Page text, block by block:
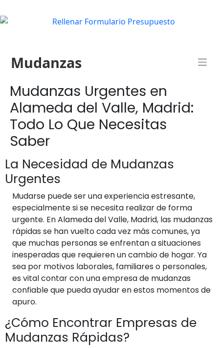
Mudanzas
Mudanzas Urgentes en
Alameda del Valle, Madrid:
Todo Lo Que Necesitas
Saber
La Necesidad de Mudanzas
Urgentes
Mudarse puede ser una experiencia estresante,
especialmente si se necesita realizar de forma
urgente. En Alameda del Valle, Madrid, las mudanzas
rápidas se han vuelto cada vez más comunes, ya
que muchas personas se enfrentan a situaciones
inesperadas que requieren un cambio de hogar. Ya
sea por motivos laborales, familiares o personales,
es vital contar con una empresa de mudanzas
confiable que pueda ayudar en estos momentos de
apuro.
¿Cómo Encontrar Empresas de
Mudanzas Rápidas?